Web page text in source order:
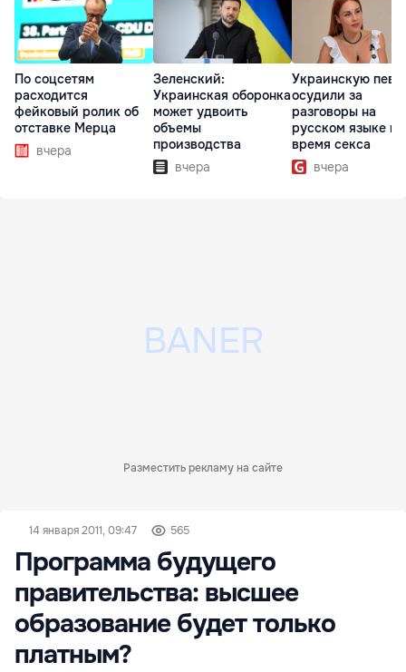
По соцсетям
расходится
фейковый ролик об
отставке Мерца
вчера
Зеленский:
Украинская оборонка
может удвоить
объемы
производства
вчера
Украинскую
осудили за
разговоры на
русском языке во
время секса
вчера
Разместить рекламу на сайте
14 января 2011, 09:47 565
Программа будущего
правительства: высшее
образование будет только
платным?